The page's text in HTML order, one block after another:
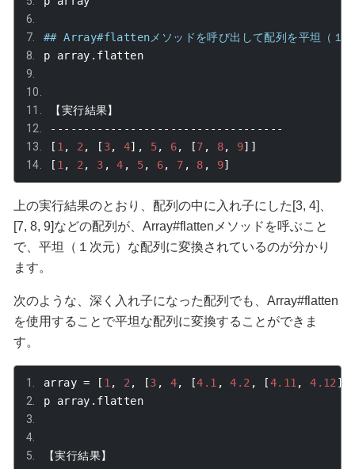
## Array#flattenメソッドを呼び出して配列を平坦（１次
p array . flatten
【実行結果】
-----------------------------------
[ 1 , 2 , [ 3, 4], 5, 6, [7 , 8, 9]]
[ 1 , 2 , 3 , 4 , 5, 6, 7 , 8 , 9]
上の実行結果のとおり、配列の中に入れ子にした [3, 4]
[7, 8, 9]などの配列が、 Array#flatten メソッドを呼ぶこと
で、平坦（１次元）な配列に変換されているのが分かり
ます。
次のような、深く入れ子になった配列でも、 Array#flatten
を使用することで平坦な配列に変換することができま
す。
array = [ 1 , 2 , [3 , 4, [4.1 , 4.2 , [4.11 , 4.12
p array . flatten
【実行結果】